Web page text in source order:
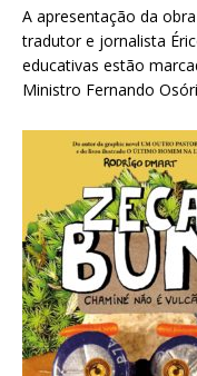
A apresentação da
tradutor e jornalista
educativas estão
Ministro Fernando